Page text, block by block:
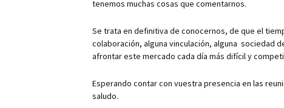
tenemos muchas cosas que comentarnos.
Se trata en definitiva de conocernos, de que el
colaboración, alguna vinculación, alguna sociedad
afrontar este mercado cada día más difícil y
Esperando contar con vuestra presencia en las
saludo.